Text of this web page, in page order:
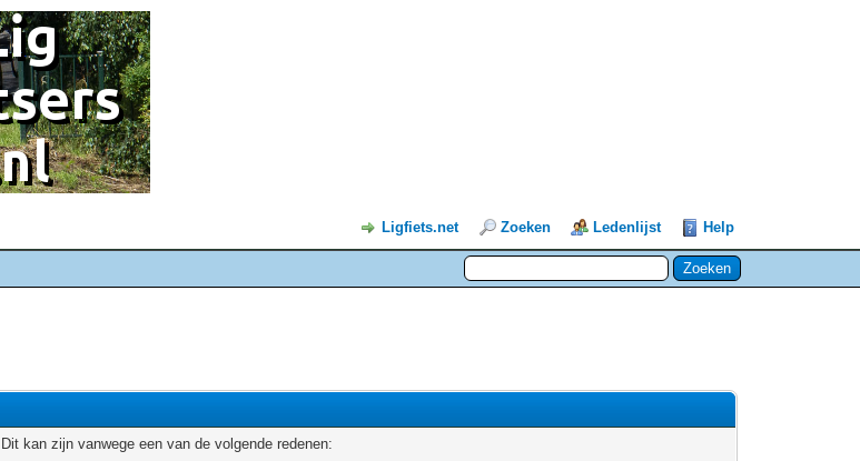
Ligfiets.net Zoeken Ledenlijst Help
kan zijn vanwege een van de volgende redenen: